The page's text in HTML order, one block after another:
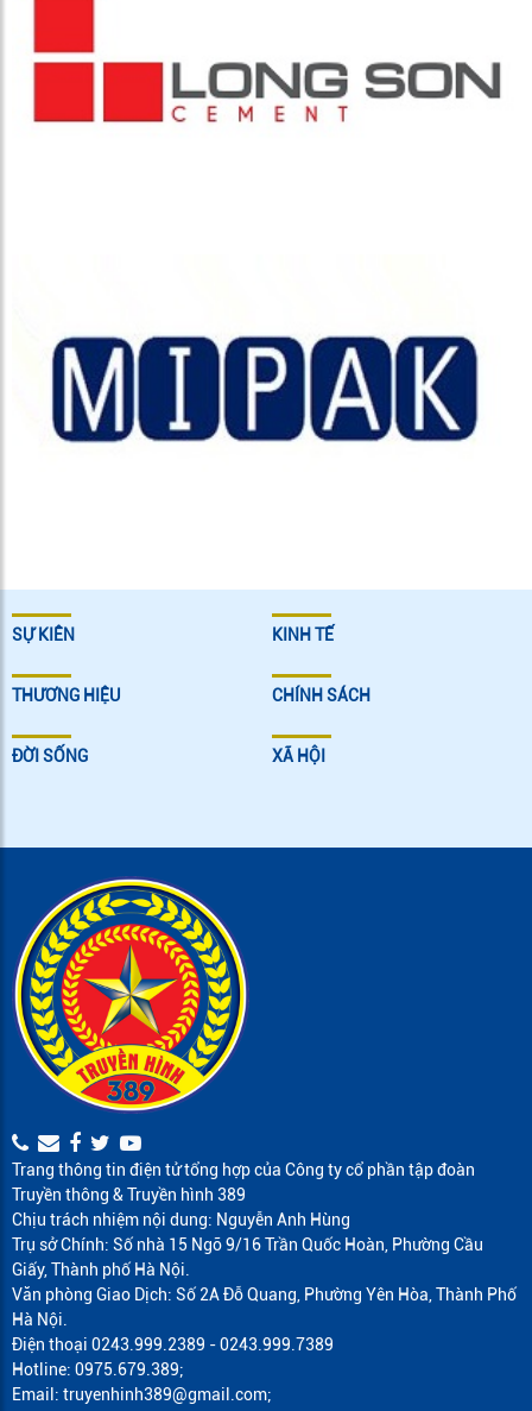
SỰ KIÊN KINH TẾ
THƯƠNG HIỆU CHÍNH SÁCH
ĐỜI SỐNG XÃ HỘI
Trang thông tin điện tử tổng hợp của Công ty cổ phần tập đoàn
Truyền thông & Truyền hình 389
Chịu trách nhiệm nội dung: Nguyễn Anh Hùng
Trụ sở Chính: Số nhà 15 Ngõ 9/16 Trần Quốc Hoàn, Phường Cầu
Giấy, Thành phố Hà Nội.
Văn phòng Giao Dịch: Số 2A Đỗ Quang, Phường Yên Hòa, Thành Phố
Hà Nội.
Điện thoại 0243.999.2389 - 0243.999.7389
Hotline: 0975.679.389;
Email: truyenhinh389@gmail.com;